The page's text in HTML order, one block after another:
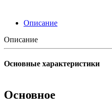
Описание
Описание
Основные характеристики
Основное